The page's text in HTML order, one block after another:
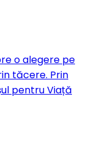
o alegere pe
tăcere. Prin
pentru Viață